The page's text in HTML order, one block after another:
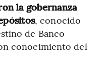
la gobernanza
, conocido
de Banco
conocimiento del